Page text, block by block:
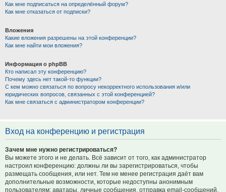
Как мне подписаться на определённый форум?
Как мне отказаться от подписки?
Вложения
Какие вложения разрешены на этой конференции?
Как мне найти мои вложения?
Информация о phpBB
Кто написал эту конференцию?
Почему здесь нет такой-то функции?
С кем можно связаться по вопросу некорректного использования и/или
юридических вопросов, связанных с этой конференцией?
Как мне связаться с администратором конференции?
Вход на конференцию и регистрация
Зачем мне нужно регистрироваться?
Вы можете этого и не делать. Всё зависит от того, как администратор
настроил конференцию: должны ли вы зарегистрироваться, чтобы
размещать сообщения, или нет. Тем не менее регистрация даёт вам
дополнительные возможности, которые недоступны анонимным
пользователям: аватары, личные сообщения, отправка email-сообщений,